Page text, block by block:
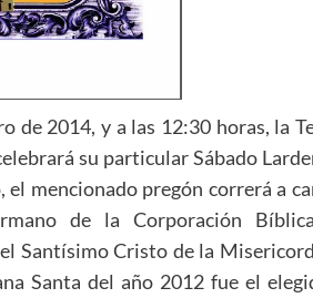
de 2014, y a las 12:30 horas, la
su particular Sábado
mencionado pregón correrá a
de la Corporación
Santísimo Cristo de la
Santa del año 2012 fue el